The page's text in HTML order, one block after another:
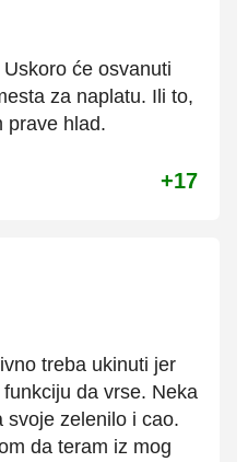
će osvanuti
za naplatu. Ili to,
prave hlad.
+17
treba ukinuti jer
da vrse. Neka
svoje zelenilo i cao.
da teram iz mog